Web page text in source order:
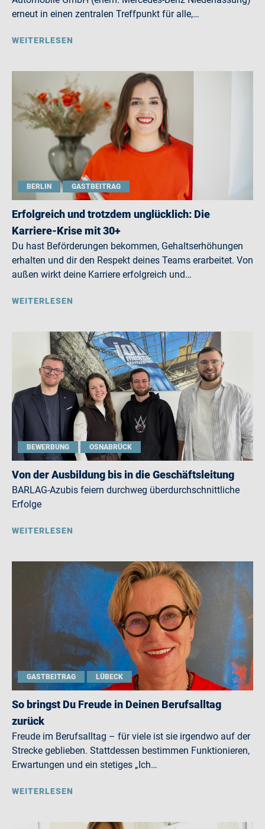
erneut in einen zentralen Treffpunkt für alle,…
WEITERLESEN
BERLIN GASTBEITRAG
Erfolgreich und trotzdem unglücklich: Die
Karriere-Krise mit 30+
Du hast Beförderungen bekommen, Gehaltserhöhungen
erhalten und dir den Respekt deines Teams erarbeitet. Von
außen wirkt deine Karriere erfolgreich und…
WEITERLESEN
BEWERBUNG OSNABRÜCK
Von der Ausbildung bis in die Geschäftsleitung
BARLAG-Azubis feiern durchweg überdurchschnittliche
Erfolge
WEITERLESEN
GASTBEITRAG LÜBECK
So bringst Du Freude in Deinen Berufsalltag
zurück
Freude im Berufsalltag – für viele ist sie irgendwo auf der
Strecke geblieben. Stattdessen bestimmen Funktionieren,
Erwartungen und ein stetiges „Ich…
WEITERLESEN